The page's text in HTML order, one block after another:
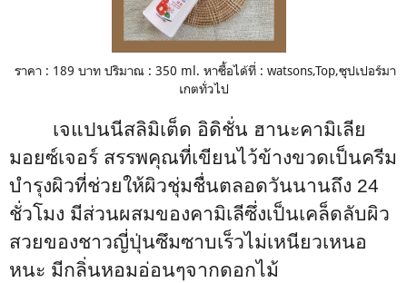
ราคา : 189 บาท ปริมาณ : 350 ml. หาซื้อได้ที่ : watsons,Top,ซุปเปอร์มา
เกตทั่วไป
เจแปนนีสลิมิเต็ด อิดิชั่น ฮานะคามิเลีย
มอยซ์เจอร์ สรรพคุณที่เขียนไว้ข้างขวดเป็นครีม
บำรุงผิวที่ช่วยให้ผิวชุ่มชื่นตลอดวันนานถึง 24
ชั่วโมง มีส่วนผสมของคามิเลีซึ่งเป็นเคล็ดลับผิว
สวยของชาวญี่ปุ่นซึมซาบเร็วไม่เหนียวเหนอ
หนะ มีกลิ่นหอมอ่อนๆจากดอกไม้